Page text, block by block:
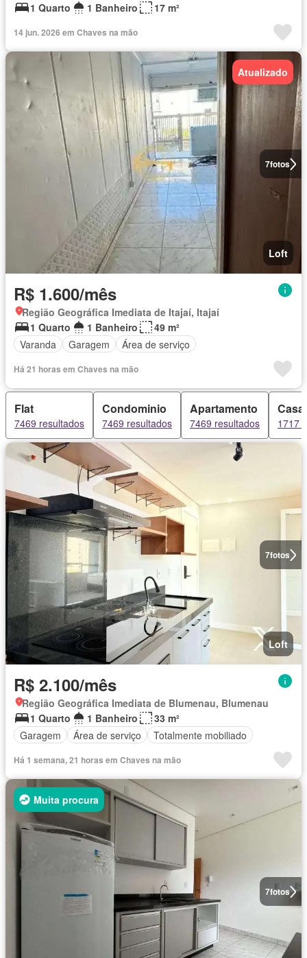
1 Quarto
1 Banheiro 17 m²
14 jun. 2026 em Chaves na mão
7fotos
Atualizado
Loft
R$ 1.600/mês
Região Geográfica Imediata de Itajaí, Itajaí
1 Quarto
1 Banheiro
49 m²
Varanda
Garagem Área de serviço
Há 21 horas em Chaves na mão
Flat
7469 resultados
Condominio
7469 resultados
Apartamento
7469 resultados
Casa
1717
7fotos
Loft
R$ 2.100/mês
Região Geográfica Imediata de Blumenau, Blumenau
1 Quarto
1 Banheiro
33 m²
Garagem
Área de serviço Totalmente mobiliado
Há 1 semana, 21 horas em Chaves na mão
7fotos
Muita procura